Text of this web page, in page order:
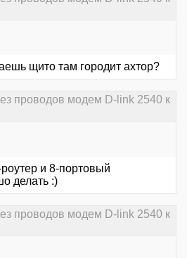
щито там городит ахтор?
проводов модем D-link 2540 к
и 8-портовый
делать :)
проводов модем D-link 2540 к